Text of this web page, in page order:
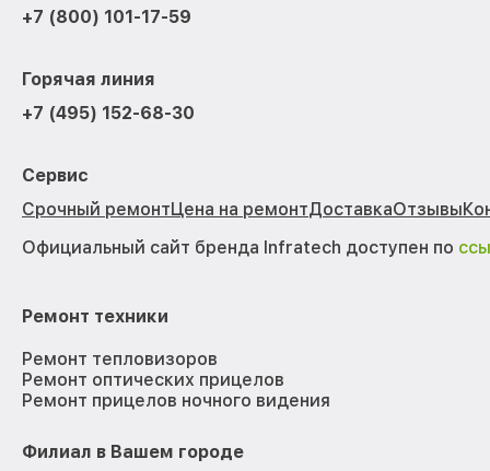
+7 (800) 101-17-59
Горячая линия
+7 (495) 152-68-30
Сервис
Срочный ремонтЦена на ремонтДоставкаОтзывы
Официальный сайт бренда Infratech доступен по
Ремонт техники
Ремонт тепловизоров
Ремонт оптических прицелов
Ремонт прицелов ночного видения
Филиал в Вашем городе